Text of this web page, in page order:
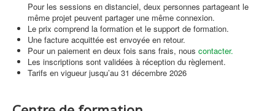
Pour les sessions en distanciel, deux personnes partageant le
même projet peuvent partager une même connexion.
Le prix comprend la formation et le support de formation.
Une facture acquittée est envoyée en retour.
Pour un paiement en deux fois sans frais, nous contacter.
Les inscriptions sont validées à réception du règlement.
Tarifs en vigueur jusqu’au 31 décembre 2026